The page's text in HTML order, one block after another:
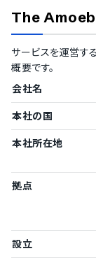
アンケート回
アンケートの
アンケートの
パルスサーベ
データ分析機能
社員属性毎の
顔写真付きリ
社員情報の絞
マトリクス分
離職防止分析
エンゲージメ
キャリア分析
ダッシュボー
The
サービスを運営する
概要です。
会社名
本社の国
本社所在地
拠点
設立